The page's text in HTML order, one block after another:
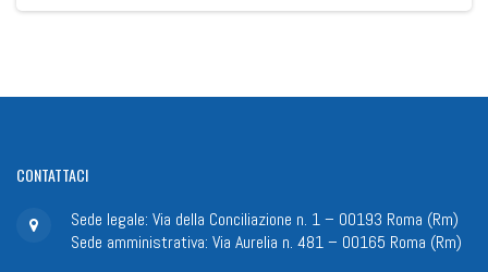
CONTATTACI
Sede legale: Via della Conciliazione n. 1 – 00193 Roma (Rm)
Sede amministrativa: Via Aurelia n. 481 – 00165 Roma (Rm)